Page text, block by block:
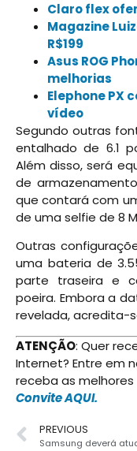
Claro flex
Magazine
R$199
Asus ROG
melhorias
Elephone PX
vídeo
Segundo outras
entalhado de 6.1
Além disso, será
de
que contará com
de uma selfie de 8
Outras
uma bateria de
parte traseira e
poeira. Embora a
revelada, acredita-
ATENÇÃO: Quer
Internet? Entre em
receba as
Convite AQUI.
PREVIOUS